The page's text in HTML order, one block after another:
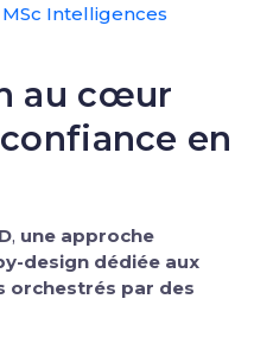
Intelligences
au cœur
en
, une approche
design dédiée aux
orchestrés par des